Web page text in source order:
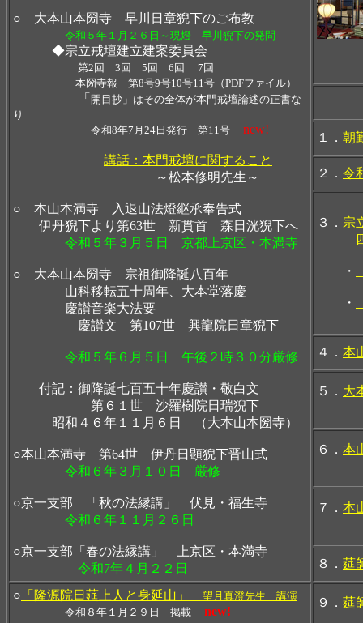
○ 大本山本圀寺 早川日章猊下のご布教
令和５年１月２６日～現燈 早川猊下の発問
◆宗立戒壇建立建案委員会
第2回 3回 5回 6回
7回
本圀寺報 第8号9号10号11号（PDFファイル）
「 開目抄」はその全体が本門戒壇論述の正書な
り
令和8年7月24日発行 第11号
new!
講話：本門戒壇に関すること
～松本修明先生～
○ 本山本満寺 入退山法燈継承奉告式
伊丹猊下より第63世 新貫首 森日洸猊下へ
令和５年３月５日 京都上京区・本満寺
○ 大本山本圀寺 宗祖御降誕八百年
山科移転五十周年、大本堂落慶
慶讃音楽大法要
慶讃文 第107世 興龍院日章猊下
令和５年６月５日 午後２時３０分厳修
付記：御降誕七百五十年慶讃・敬白文
第６１世 沙羅樹院日瑞猊下
昭和４６年１１月６日 （大本山本圀寺）
○本山本満寺 第64世 伊丹日顕猊下晋山式
令和６年３月１０日 厳修
○京一支部 「秋の法縁講」 伏見・福生寺
令和６年１１月２６日
○京一支部「春の法縁講」 上京区・本満寺
令和7年４月２２日
１． 朝
２． 令
３． 宗
四信
・
・
４． 本
５． 大
６． 本
７． 本
８． 莚
○ 「隆源院日莚上人と身延山」 望月真澄先生 講演
令和８年１月２９日 掲載
new!
９． 莚